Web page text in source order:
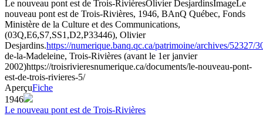
Le nouveau pont est de Trois-RivièresOlivier DesjardinsImageLe
nouveau pont est de Trois-Rivières, 1946, BAnQ Québec, Fonds
Ministère de la Culture et des Communications,
(03Q,E6,S7,SS1,D2,P33446), Olivier
Desjardins.https://numerique.banq.qc.ca/patrimoine/archives/52327/
de-la-Madeleine, Trois-Rivières (avant le 1er janvier
2002)https://troisrivieresnumerique.ca/documents/le-nouveau-pont-
est-de-trois-rivieres-5/
AperçuFiche
1946
Le nouveau pont est de Trois-Rivières